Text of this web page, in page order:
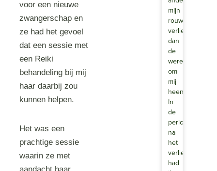
voor een nieuwe
zwangerschap en
ze had het gevoel
dat een sessie met
een Reiki
behandeling bij mij
haar daarbij zou
kunnen helpen.
Het was een
prachtige sessie
waarin ze met
mijn
rouwproces
verliep
dan
de
wereld
om
mij
heen.
In
de
periode
na
het
verlies
had